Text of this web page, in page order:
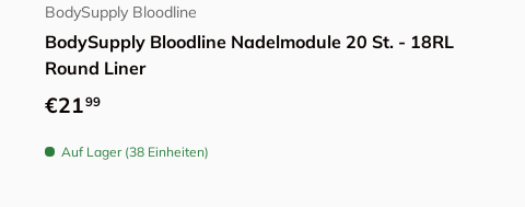
BodySupply Bloodline
BodySupply Bloodline Nadelmodule 20 St. - 18RL
Round Liner
Normaler Preis
€2199
Auf Lager (38 Einheiten)